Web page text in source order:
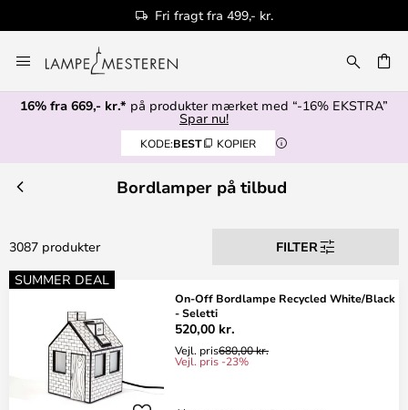
Fri fragt fra 499,- kr.
to
Content
16% fra 669,- kr.* på produkter mærket med “-16% EKSTRA”
Spar nu!
KODE:BEST KOPIER
Bordlamper på tilbud
3087 produkter
FILTER
SUMMER DEAL
On-Off Bordlampe Recycled White/Black
- Seletti
520,00 kr.
Vejl. pris680,00 kr.
Vejl. pris -23%